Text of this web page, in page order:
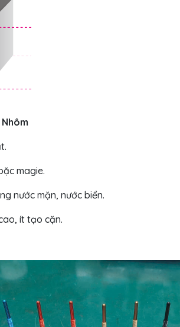
magie.
nước mặn, nước biển.
ít tạo cặn.